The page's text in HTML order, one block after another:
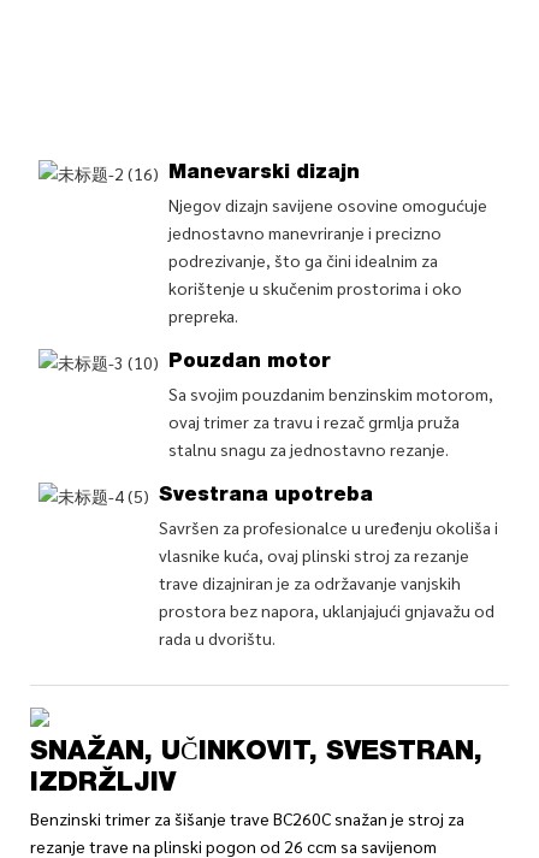
Manevarski dizajn
Njegov dizajn savijene osovine omogućuje
jednostavno manevriranje i precizno
podrezivanje, što ga čini idealnim za
korištenje u skučenim prostorima i oko
prepreka.
Pouzdan motor
Sa svojim pouzdanim benzinskim motorom,
ovaj trimer za travu i rezač grmlja pruža
stalnu snagu za jednostavno rezanje.
Svestrana upotreba
Savršen za profesionalce u uređenju okoliša i
vlasnike kuća, ovaj plinski stroj za rezanje
trave dizajniran je za održavanje vanjskih
prostora bez napora, uklanjajući gnjavažu od
rada u dvorištu.
SNAŽAN, UČINKOVIT, SVESTRAN,
IZDRŽLJIV
Benzinski trimer za šišanje trave BC260C snažan je stroj za
rezanje trave na plinski pogon od 26 ccm sa savijenom